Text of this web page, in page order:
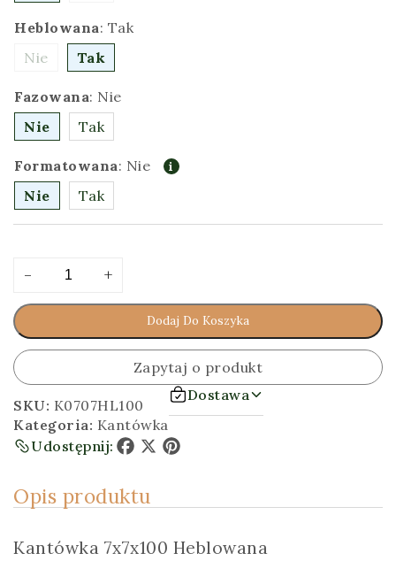
Heblowana: Tak
Nie
Tak
Fazowana: Nie
Nie
Tak
Formatowana: Nie
Nie
Tak
-
Kantówka
7x7x100
[cm]
Heblowana
+
Dodaj Do Koszyka
Alternative:
Zapytaj o produkt
SKU: K0707HL100
Kategoria: Kantówka
Dostawa
Udostępnij:
Opis produktu
Kantówka 7x7x100 Heblowana